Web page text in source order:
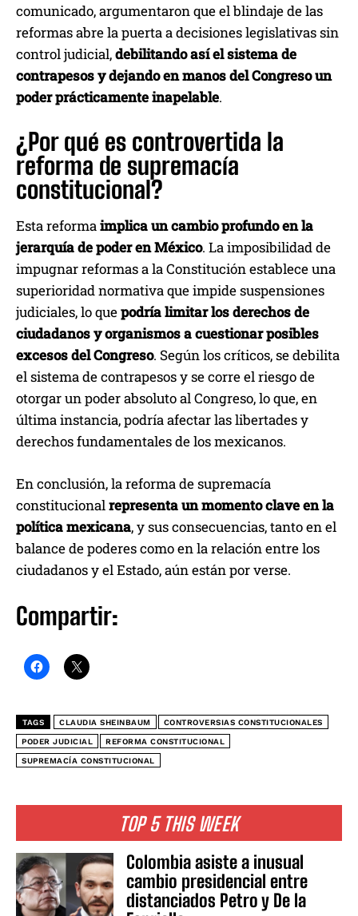
TOP 5 THIS WEEK
Colombia asiste a inusual
cambio presidencial entre
distanciados Petro y De la
comunicado, argumentaron que el blindaje de las
reformas abre la puerta a decisiones legislativas sin
control judicial,debilitando así el sistema de
contrapesos y dejando en manos del Congreso un
poder prácticamente inapelable.
¿Por qué es controvertida la
reforma de supremacía
constitucional?
Esta reformaimplica un cambio profundo en la
jerarquía de poder en México. La imposibilidad de
impugnar reformas a la Constitución establece una
superioridad normativa que impide suspensiones
judiciales, lo quepodría limitar los derechos de
ciudadanos y organismos a cuestionar posibles
excesos del Congreso. Según los críticos, se debilita
el sistema de contrapesos y se corre el riesgo de
otorgar un poder absoluto al Congreso, lo que, en
última instancia, podría afectar las libertades y
derechos fundamentales de los mexicanos.
En conclusión, la reforma de supremacía
constitucionalrepresenta un momento clave en la
política mexicana, y sus consecuencias, tanto en el
balance de poderes como en la relación entre los
ciudadanos y el Estado, aún están por verse.
Compartir:
TAGS CLAUDIA SHEINBAUM CONTROVERSIAS CONSTITUCIONALES
PODER JUDICIAL REFORMA CONSTITUCIONAL
SUPREMACÍA CONSTITUCIONAL